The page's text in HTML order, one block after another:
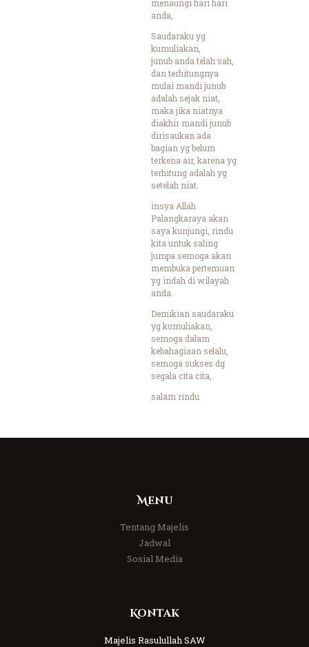
menaungi hari hari
anda,
Saudaraku yg
kumuliakan,
junub anda telah sah,
dan terhitungnya
mulai mandi junub
adalah sejak niat,
maka jika niatnya
diakhir mandi junub
dirisaukan ada
bagian yg belum
terkena air, karena yg
terhitung adalah yg
setelah niat.
insya Allah
Palangkaraya akan
saya kunjungi, rindu
kita untuk saling
jumpa semoga akan
membuka pertemuan
yg indah di wilayah
anda.
Demikian saudaraku
yg kumuliakan,
semoga dalam
kebahagiaan selalu,
semoga sukses dg
segala cita cita,
salam rindu
Menu
Tentang Majelis
Jadwal
Sosial Media
Kontak
Majelis Rasulullah SAW